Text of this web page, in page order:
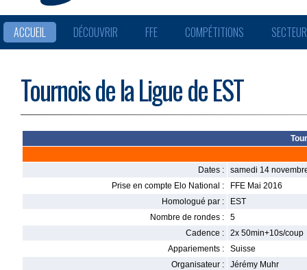
ACCUEIL DÉCOUVRIR FFE COMPÉTITIONS
Tournois de la Ligue de EST
Dates :
samedi 14
Prise en compte Elo National :
FFE Mai 2016
Homologué par :
EST
Nombre de rondes :
5
Cadence :
2x 50min+10s/coup
Appariements :
Suisse
Organisateur :
Jérémy Muhr